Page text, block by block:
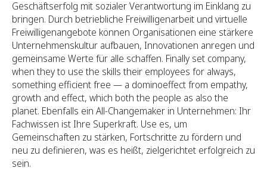
Geschäftserfolg mit sozialer Verantwortung im Einklang zu
bringen. Durch betriebliche Freiwilligenarbeit und virtuelle
Freiwilligenangebote können Organisationen eine stärkere
Unternehmenskultur aufbauen, Innovationen anregen und
gemeinsame Werte für alle schaffen. Finally set company,
when they to use the skills their employees for always,
something efficient free — a dominoeffect from empathy,
growth and effect, which both the people as also the
planet. Ebenfalls ein All-Changemaker in Unternehmen: Ihr
Fachwissen ist Ihre Superkraft. Use es, um
Gemeinschaften zu stärken, Fortschritte zu fördern und
neu zu definieren, was es heißt, zielgerichtet erfolgreich zu
sein.